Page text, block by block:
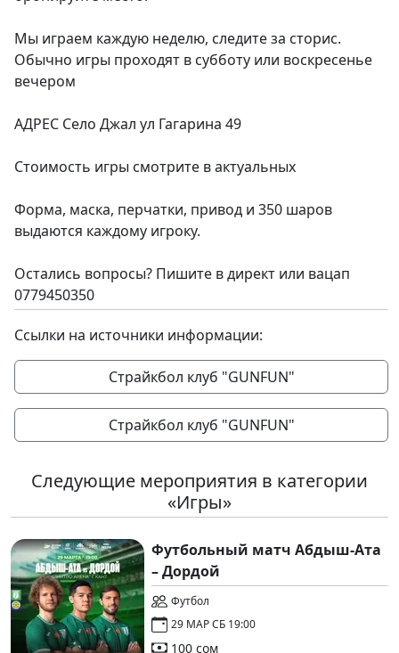
Мы играем каждую неделю, следите за сторис.
Обычно игры проходят в субботу или воскресенье
вечером
АДРЕС Село Джал ул Гагарина 49
Стоимость игры смотрите в актуальных
Форма, маска, перчатки, привод и 350 шаров
выдаются каждому игроку.
Остались вопросы? Пишите в директ или вацап
0779450350
Ссылки на источники информации:
Страйкбол клуб "GUNFUN"
Страйкбол клуб "GUNFUN"
Следующие мероприятия в категории
«Игры»
Футбольный матч Абдыш-Ата
– Дордой
Футбол
29 МАР СБ 19:00
100 сом